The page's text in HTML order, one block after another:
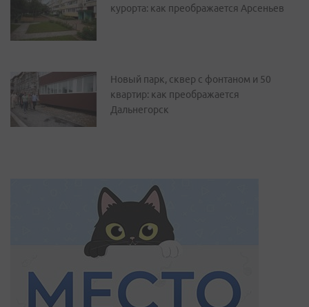
курорта: как преображается Арсеньев
Новый парк, сквер с фонтаном и 50
квартир: как преображается
Дальнегорск